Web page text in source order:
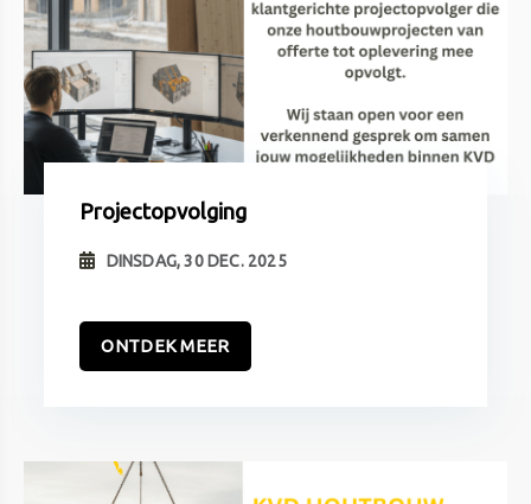
Projectopvolging
DINSDAG, 30 DEC. 2025
ONTDEK MEER